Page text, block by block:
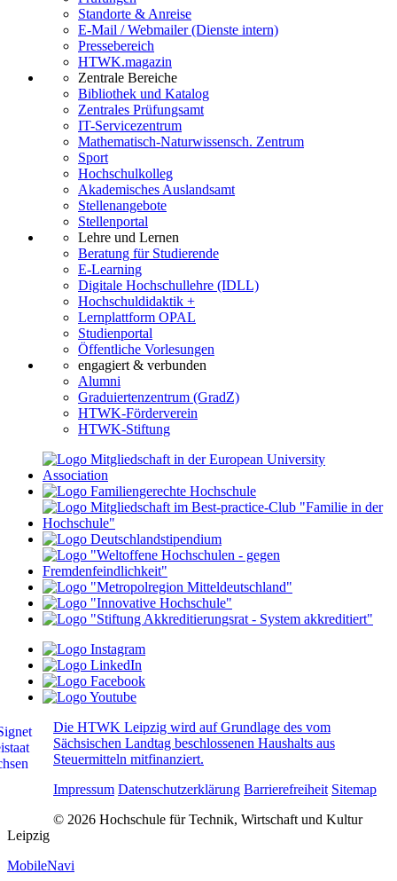
Standorte & Anreise
E-Mail / Webmailer (Dienste intern)
Pressebereich
HTWK.magazin
Zentrale Bereiche
Bibliothek und Katalog
Zentrales Prüfungsamt
IT-Servicezentrum
Mathematisch-Naturwissensch. Zentrum
Sport
Hochschulkolleg
Akademisches Auslandsamt
Stellenangebote
Stellenportal
Lehre und Lernen
Beratung für Studierende
E-Learning
Digitale Hochschullehre (IDLL)
Hochschuldidaktik +
Lernplattform OPAL
Studienportal
Öffentliche Vorlesungen
engagiert & verbunden
Alumni
Graduiertenzentrum (GradZ)
HTWK-Förderverein
HTWK-Stiftung
Die HTWK Leipzig wird auf Grundlage des vom
Sächsischen Landtag beschlossenen Haushalts aus
Steuermitteln mitfinanziert.
Impressum Datenschutzerklärung Barrierefreiheit Sitemap
© 2026 Hochschule für Technik, Wirtschaft und Kultur
Leipzig
MobileNavi